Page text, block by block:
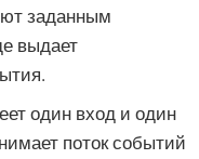
заданным
выдает
один вход и один
поток событий